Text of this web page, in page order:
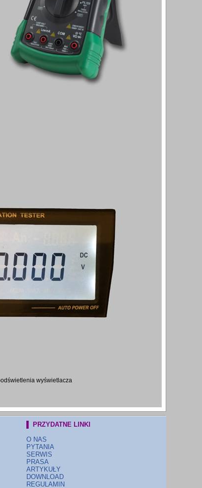
wyświetlacza
▌ PRZYDATNE LINKI
O NAS
PYTANIA
SERWIS
PRASA
ARTYKUŁY
DOWNLOAD
REGULAMIN